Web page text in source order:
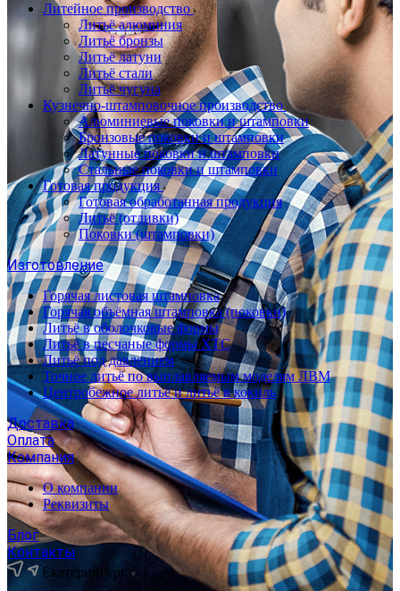
Литейное производство
Литьё алюминия
Литьё бронзы
Литьё латуни
Литьё стали
Литьё чугуна
Кузнечно-штамповочное производство
Алюминиевые поковки и штамповки
Бронзовые поковки и штамповки
Латунные поковки и штамповки
Стальные поковки и штамповки
Готовая продукция
Готовая обработанная продукция
Литьё (отливки)
Поковки (штамповки)
Изготовление
Горячая листовая штамповка
Горячая объёмная штамповка (поковки)
Литьё в оболочковые формы
Литьё в песчаные формы ХТС
Литьё под давлением
Точное литьё по выплавляемым моделям ЛВМ
Центробежное литьё и литьё в кокиль
Доставка
Оплата
Компания
О компании
Реквизиты
Блог
Контакты
Екатеринбург